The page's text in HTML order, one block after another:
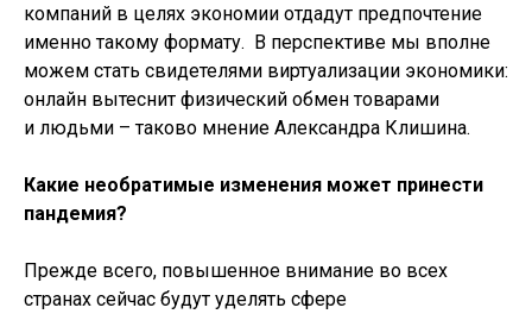
компаний в целях экономии отдадут предпочтение
именно такому формату. В перспективе мы вполне
можем стать свидетелями виртуализации экономики:
онлайн вытеснит физический обмен товарами
и людьми – таково мнение Александра Клишина.
Какие необратимые изменения может принести
пандемия?
Прежде всего, повышенное внимание во всех
странах сейчас будут уделять сфере